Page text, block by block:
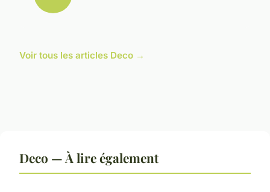
Voir tous les articles Deco →
Deco — À lire également